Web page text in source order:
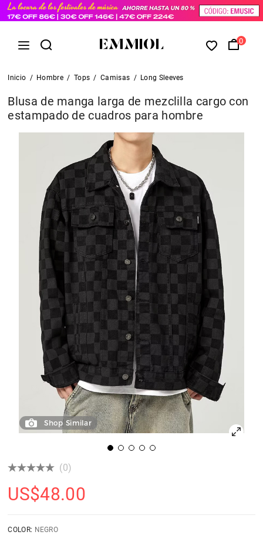
0
Inicio / Hombre / Tops / Camisas / Long Sleeves
Blusa de manga larga de mezclilla cargo con
estampado de cuadros para hombre
Shop Similar
(0)
US$48.00
COLOR: NEGRO